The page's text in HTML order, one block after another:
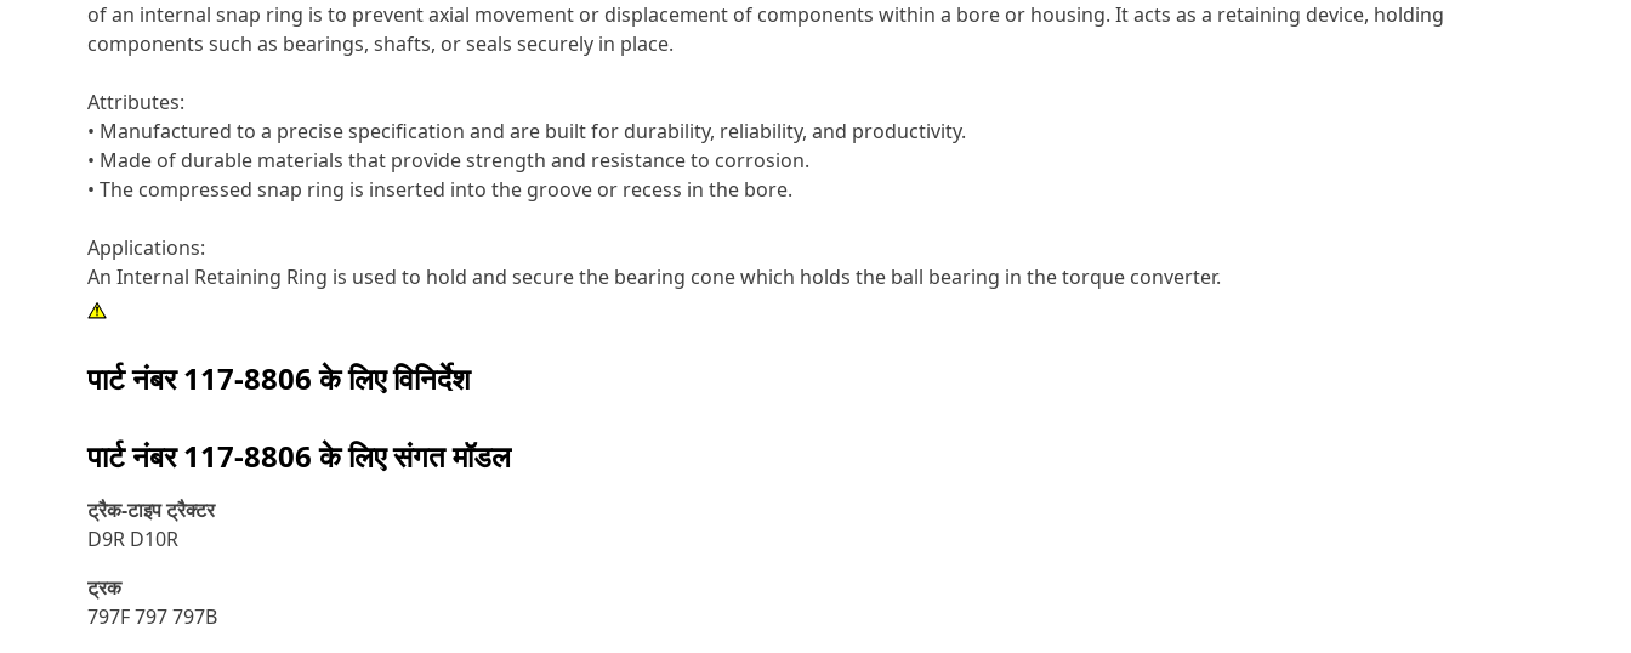
of an internal snap ring is to prevent axial movement or displacement of components within a bore or housing. It acts as a retaining device, holding
components such as bearings, shafts, or seals securely in place.
Attributes:
• Manufactured to a precise specification and are built for durability, reliability, and productivity.
• Made of durable materials that provide strength and resistance to corrosion.
• The compressed snap ring is inserted into the groove or recess in the bore.
Applications:
An Internal Retaining Ring is used to hold and secure the bearing cone which holds the ball bearing in the torque converter.
पार्ट नंबर117-8806के लिए विनिर्देश
पार्ट नंबर117-8806के लिए संगत मॉडल
ट्रैक-टाइप ट्रैक्टर
D9R D10R
ट्रक
797F 797 797B